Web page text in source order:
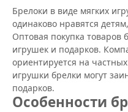
Брелоки в виде мягких
одинаково нравятся
Оптовая покупка товаров
игрушек и подарков.
ориентируется на
игрушки брелки могут
подарков.
Особенности